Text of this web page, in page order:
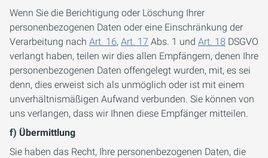
Wenn Sie die Berichtigung oder Löschung Ihrer
personenbezogenen Daten oder eine Einschränkung der
Verarbeitung nach Art. 16, Art. 17 Abs. 1 und Art. 18 DSGVO
verlangt haben, teilen wir dies allen Empfängern, denen Ihre
personenbezogenen Daten offengelegt wurden, mit, es sei
denn, dies erweist sich als unmöglich oder ist mit einem
unverhältnismäßigen Aufwand verbunden. Sie können von
uns verlangen, dass wir Ihnen diese Empfänger mitteilen.
f) Übermittlung
Sie haben das Recht, Ihre personenbezogenen Daten, die